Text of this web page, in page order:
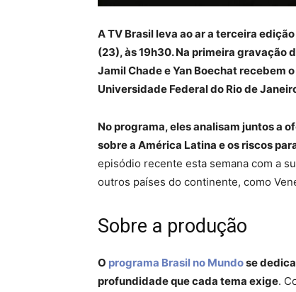
A TV Brasil leva ao ar a terceira
(23), às 19h30. Na primeira gravação
Jamil Chade e Yan Boechat recebem
Universidade Federal do Rio de
No programa, eles analisam juntos a
sobre a América Latina e os riscos
episódio recente esta semana com a
outros países do continente, como
Sobre a produção
O programa Brasil no Mundose
profundidade que cada tema exige.